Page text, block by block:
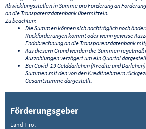
Abwicklungsstellen in Summe pro Förderung an
an die Transparenzdatenbank übermitteln.
Zu beachten:
Die Summen können sich nachträglich noch
Rückforderungen kommt oder wenn gewisse
Endabrechnung an die Transparenzdatenbank
Aus diesem Grund werden die Summen
Auszahlungen verzögert um ein Quartal
Bei Covid-19 Gelddarlehen (Kredite und
Summen mit den von den Kreditnehmern
Gesamtsumme dargestellt.
Förderungsgeber
Land Tirol